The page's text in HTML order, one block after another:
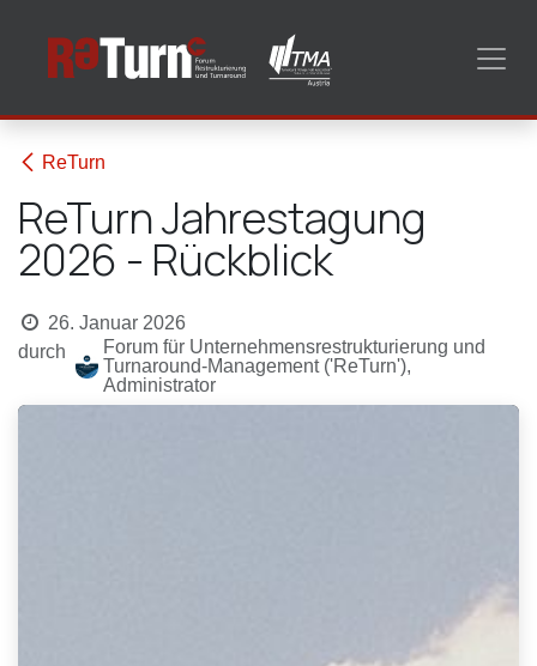
ReTurn
ReTurn Jahrestagung
2026 - Rückblick
26. Januar 2026
durch
Forum für Unternehmensrestrukturierung und
Turnaround-Management ('ReTurn'),
Administrator